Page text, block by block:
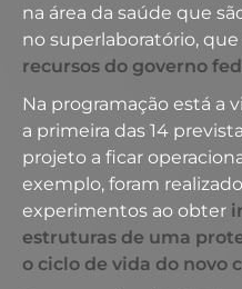
na área da saúde que
no superlaboratório, que
recursos do governo
Na programação está a
a primeira das 14
projeto a ficar
exemplo, foram
experimentos ao obter
estruturas de uma
o ciclo de vida do novo